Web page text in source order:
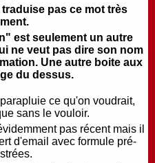
pas ce mot très
est seulement un autre
ne veut pas dire son nom
Une autre boite aux
du dessus.
ce qu'on voudrait,
sans le vouloir.
pas récent mais il
d'email avec formule pré-